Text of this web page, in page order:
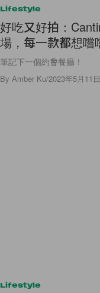
Lifestyle
好吃又好拍：
場，每一款都想嚐
筆記下一個約會餐廳！
By Amber Ku/2023年5月11日
Lifestyle